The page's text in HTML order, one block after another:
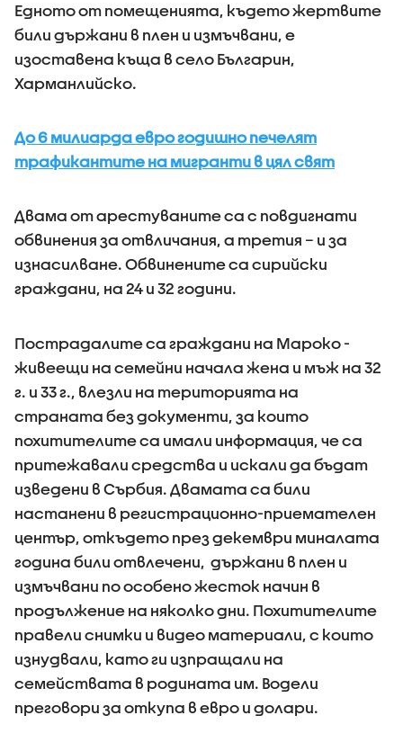
Едното от помещенията, където жертвите
били държани в плен и измъчвани, е
изоставена къща в село Българин,
Харманлийско.
До 6 милиарда евро годишно печелят
трафикантите на мигранти в цял свят
Двама от арестуваните са с повдигнати
обвинения за отвличания, а третия – и за
изнасилване. Обвинените са сирийски
граждани, на 24 и 32 години.
Пострадалите са граждани на Мароко -
живеещи на семейни начала жена и мъж на 32
г. и 33 г., влезли на територията на
страната без документи, за които
похитителите са имали информация, че са
притежавали средства и искали да бъдат
изведени в Сърбия. Двамата са били
настанени в регистрационно-приемателен
център, откъдето през декември миналата
година били отвлечени, държани в плен и
измъчвани по особено жесток начин в
продължение на няколко дни. Похитителите
правели снимки и видео материали, с които
изнудвали, като ги изпращали на
семействата в родината им. Водели
преговори за откупа в евро и долари.